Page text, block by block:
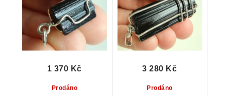
Prodáno
1 370 Kč
Prodáno
3 280 Kč